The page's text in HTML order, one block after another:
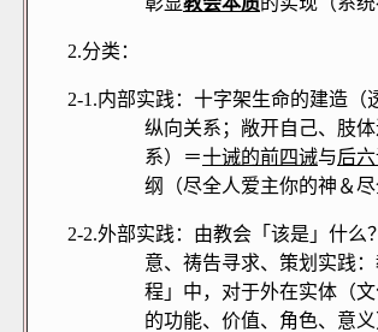
2.分类：
2-1.内部实践：十字架生命的建造（
纵向关系；敞开自己、肢
系）＝十诫的前四诫与后
纲（尽全人爱主你的神＆
2-2.外部实践：由教会「该是」什
意、祷告寻求、策划实践
程」中，对于外在实体（
的功能、价值、角色、意